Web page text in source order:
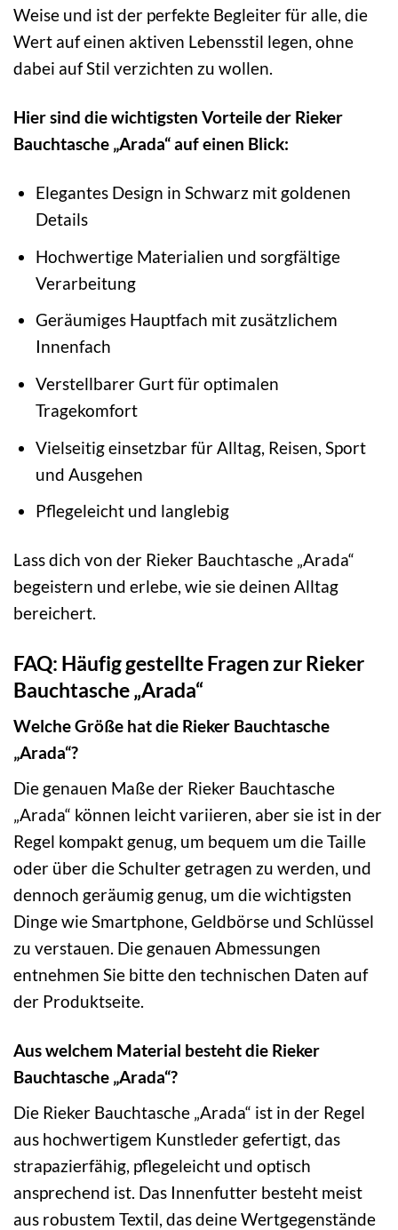
Weise und ist der perfekte Begleiter für alle, die
Wert auf einen aktiven Lebensstil legen, ohne
dabei auf Stil verzichten zu wollen.
Hier sind die wichtigsten Vorteile der Rieker
Bauchtasche „Arada“ auf einen Blick:
Elegantes Design in Schwarz mit goldenen
Details
Hochwertige Materialien und sorgfältige
Verarbeitung
Geräumiges Hauptfach mit zusätzlichem
Innenfach
Verstellbarer Gurt für optimalen
Tragekomfort
Vielseitig einsetzbar für Alltag, Reisen, Sport
und Ausgehen
Pflegeleicht und langlebig
Lass dich von der Rieker Bauchtasche „Arada“
begeistern und erlebe, wie sie deinen Alltag
bereichert.
FAQ: Häufig gestellte Fragen zur Rieker
Bauchtasche „Arada“
Welche Größe hat die Rieker Bauchtasche
„Arada“?
Die genauen Maße der Rieker Bauchtasche
„Arada“ können leicht variieren, aber sie ist in der
Regel kompakt genug, um bequem um die Taille
oder über die Schulter getragen zu werden, und
dennoch geräumig genug, um die wichtigsten
Dinge wie Smartphone, Geldbörse und Schlüssel
zu verstauen. Die genauen Abmessungen
entnehmen Sie bitte den technischen Daten auf
der Produktseite.
Aus welchem Material besteht die Rieker
Bauchtasche „Arada“?
Die Rieker Bauchtasche „Arada“ ist in der Regel
aus hochwertigem Kunstleder gefertigt, das
strapazierfähig, pflegeleicht und optisch
ansprechend ist. Das Innenfutter besteht meist
aus robustem Textil, das deine Wertgegenstände